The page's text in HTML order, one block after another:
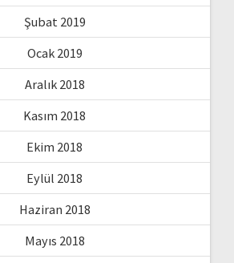
Şubat 2019
Ocak 2019
Aralık 2018
Kasım 2018
Ekim 2018
Eylül 2018
Haziran 2018
Mayıs 2018